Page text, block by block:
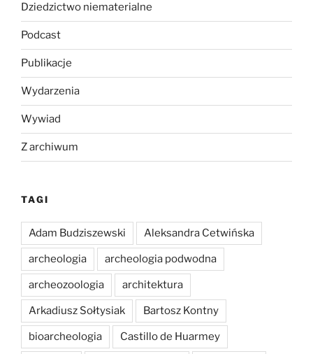
Dziedzictwo niematerialne
Podcast
Publikacje
Wydarzenia
Wywiad
Z archiwum
TAGI
Adam Budziszewski Aleksandra Cetwińska
archeologia archeologia podwodna
archeozoologia architektura
Arkadiusz Sołtysiak Bartosz Kontny
bioarcheologia Castillo de Huarmey